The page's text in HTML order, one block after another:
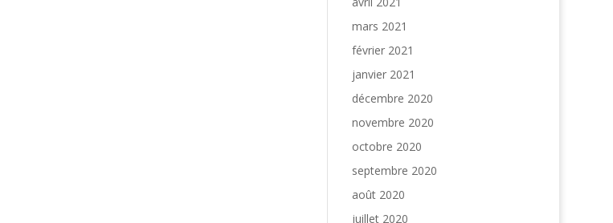
mars 2021
février 2021
janvier 2021
décembre 2020
novembre 2020
octobre 2020
septembre 2020
août 2020
juillet 2020